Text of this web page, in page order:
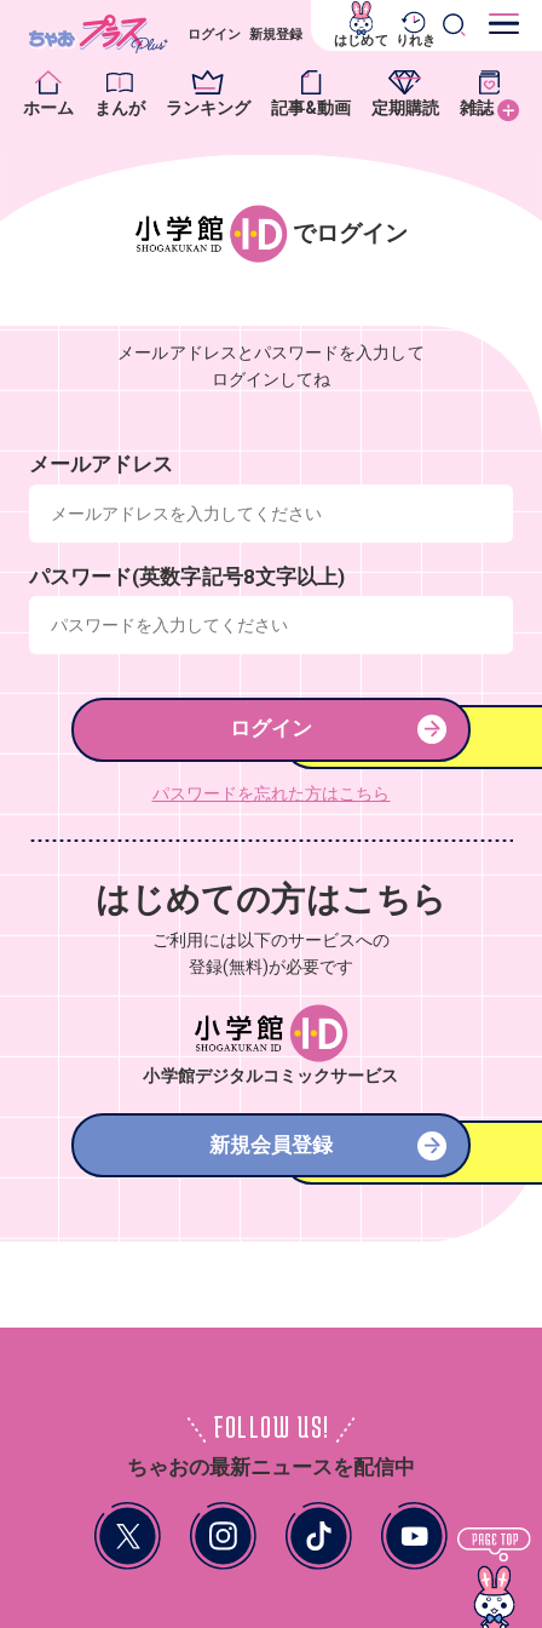
ホーム まんが ランキング 記事&動画 定期購読 雑誌
ログイン 新規登録 はじめて りれき
でログイン
メールアドレスとパスワードを入力して
ログインしてね
メールアドレス
パスワード(英数字記号8文字以上)
ログイン
パスワードを忘れた方はこちら
はじめての方はこちら
ご利用には以下のサービスへの
登録(無料)が必要です
小学館デジタルコミックサービス
新規会員登録
FOLLOW US!
ちゃおの最新ニュースを配信中